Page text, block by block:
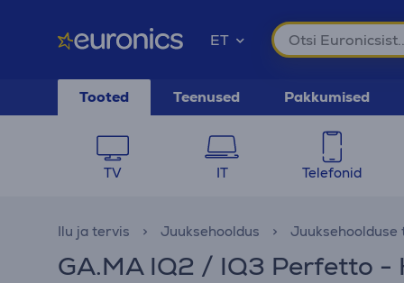
ET
Tooted Teenused Pakkumised
TV IT Telefonid
Ilu ja tervis Juuksehooldus Juuksehoolduse
GA.MA IQ2 / IQ3 Perfetto -